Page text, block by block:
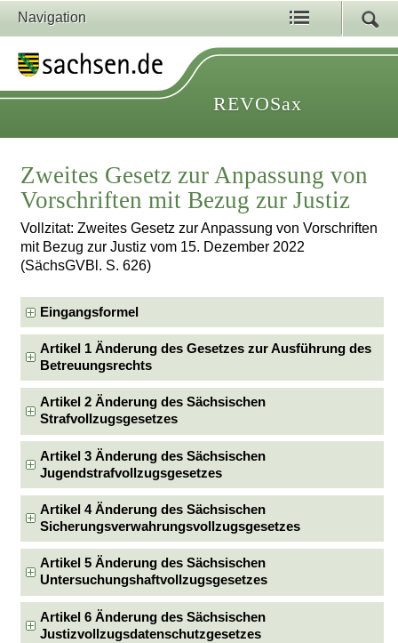
Navigation
REVOSax
Zweites Gesetz zur Anpassung von
Vorschriften mit Bezug zur Justiz
Vollzitat: Zweites Gesetz zur Anpassung von Vorschriften
mit Bezug zur Justiz vom 15. Dezember 2022
(SächsGVBl. S. 626)
Eingangsformel
Artikel 1 Änderung des Gesetzes zur Ausführung des
Betreuungsrechts
Artikel 2 Änderung des Sächsischen
Strafvollzugsgesetzes
Artikel 3 Änderung des Sächsischen
Jugendstrafvollzugsgesetzes
Artikel 4 Änderung des Sächsischen
Sicherungsverwahrungsvollzugsgesetzes
Artikel 5 Änderung des Sächsischen
Untersuchungshaftvollzugsgesetzes
Artikel 6 Änderung des Sächsischen
Justizvollzugsdatenschutzgesetzes